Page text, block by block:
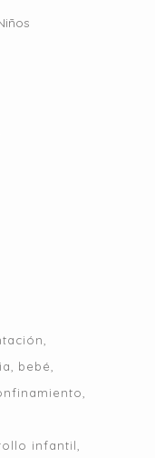
bebé
infantil